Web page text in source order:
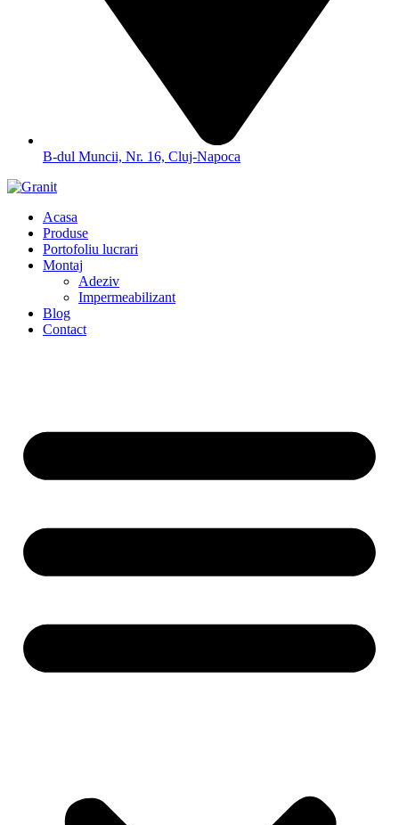
B-dul Muncii, Nr. 16, Cluj-Napoca
Acasa
Produse
Portofoliu lucrari
Montaj
Adeziv
Impermeabilizant
Blog
Contact